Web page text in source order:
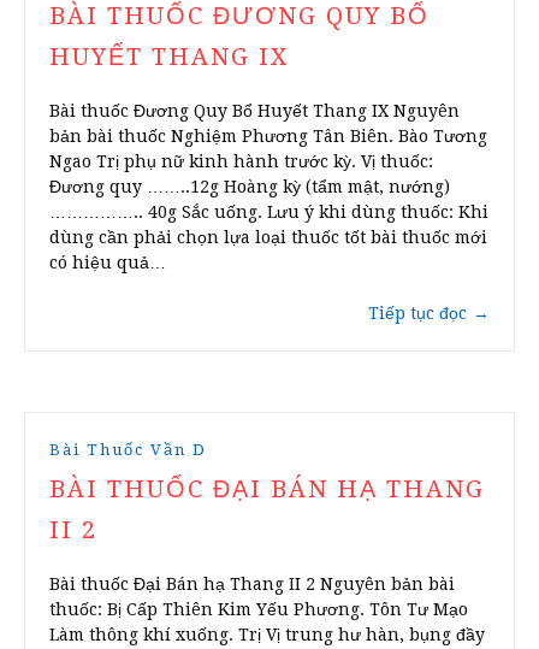
BÀI THUỐC ĐƯƠNG QUY BỔ
HUYẾT THANG IX
Bài thuốc Đương Quy Bổ Huyết Thang IX Nguyên
bản bài thuốc Nghiệm Phương Tân Biên. Bào Tương
Ngao Trị phụ nữ kinh hành trước kỳ. Vị thuốc:
Đương quy ……..12g Hoàng kỳ (tẩm mật, nướng)
…………….. 40g Sắc uống. Lưu ý khi dùng thuốc: Khi
dùng cần phải chọn lựa loại thuốc tốt bài thuốc mới
có hiệu quả…
Tiếp tục đọc →
Bài Thuốc Vần D
BÀI THUỐC ĐẠI BÁN HẠ THANG
II 2
Bài thuốc Đại Bán hạ Thang II 2 Nguyên bản bài
thuốc: Bị Cấp Thiên Kim Yếu Phương. Tôn Tư Mạo
Làm thông khí xuống. Trị Vị trung hư hàn, bụng đầy